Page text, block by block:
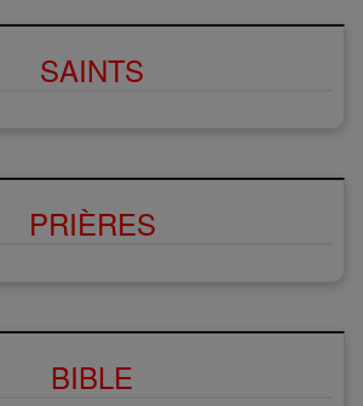
SAINTS
PRIÈRES
BIBLE